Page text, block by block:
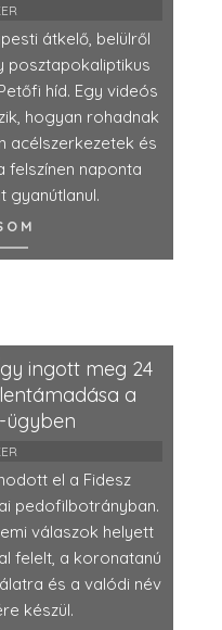
átkelő, belülről
posztapokaliptikus
híd. Egy videós
hogyan rohadnak
acélszerkezetek és
felszínen naponta
gyanútlanul.
ingott meg 24
a
ügyben
el a Fidesz
pedofilbotrányban.
válaszok helyett
felelt, a koronatanú
és a valódi név
készül.